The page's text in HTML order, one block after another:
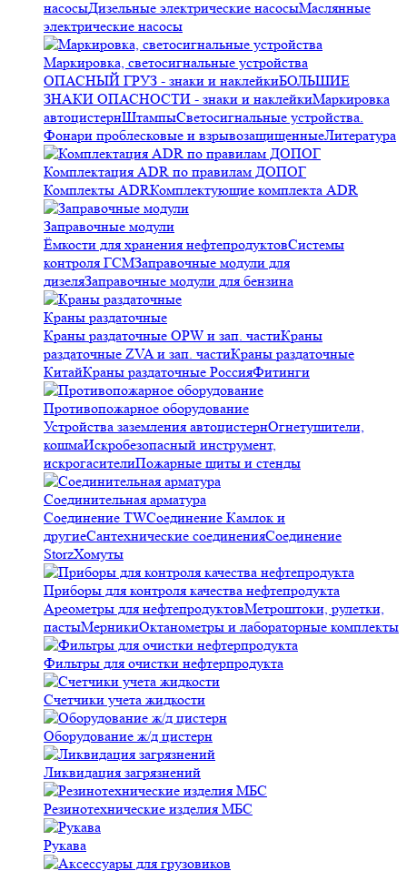
насосыДизельные электрические насосыМаслянные
электрические насосы
Маркировка, светосигнальные устройства
ОПАСНЫЙ ГРУЗ - знаки и наклейкиБОЛЬШИЕ
ЗНАКИ ОПАСНОСТИ - знаки и наклейкиМаркировка
автоцистернШтампыСветосигнальные устройства.
Фонари проблесковые и взрывозащищенныеЛитература
Комплектация ADR по правилам ДОПОГ
Комплекты ADRКомплектующие комплекта ADR
Заправочные модули
Ёмкости для хранения нефтепродуктовСистемы
контроля ГСМЗаправочные модули для
дизеляЗаправочные модули для бензина
Краны раздаточные
Краны раздаточные OPW и зап. частиКраны
раздаточные ZVA и зап. частиКраны раздаточные
КитайКраны раздаточные РоссияФитинги
Противопожарное оборудование
Устройства заземления автоцистернОгнетушители,
кошмаИскробезопасный инструмент,
искрогасителиПожарные щиты и стенды
Соединительная арматура
Соединение TWСоединение Камлок и
другиеСантехнические соединенияСоединение
StorzХомуты
Приборы для контроля качества нефтепродукта
Ареометры для нефтепродуктовМетроштоки, рулетки,
пастыМерникиОктанометры и лабораторные комплекты
Фильтры для очистки нефтерпродукта
Счетчики учета жидкости
Оборудование ж/д цистерн
Ликвидация загрязнений
Резинотехнические изделия МБС
Рукава